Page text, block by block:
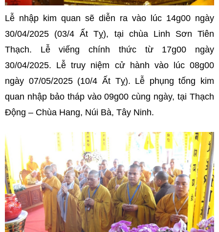
Lễ nhập kim quan sẽ diễn ra vào lúc 14g00 ngày
30/04/2025 (03/4 Ất Tỵ), tại chùa Linh Sơn Tiên
Thạch. Lễ viếng chính thức từ 17g00 ngày
30/04/2025. Lễ truy niệm cử hành vào lúc 08g00
ngày 07/05/2025 (10/4 Ất Tỵ). Lễ phụng tống kim
quan nhập bảo tháp vào 09g00 cùng ngày, tại Thạch
Động – Chùa Hang, Núi Bà, Tây Ninh.